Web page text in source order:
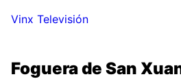
Vinx Televisión
Foguera de San